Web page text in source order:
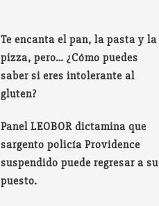
Te encanta el pan, la pasta y la
pizza, pero… ¿Cómo puedes
saber si eres intolerante al
gluten?
Panel LEOBOR dictamina que
sargento policía Providence
suspendido puede regresar a su
puesto.